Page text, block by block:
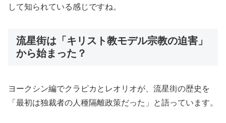
して知られている感じですね。
流星街は「キリスト教モデル宗教の迫害」
から始まった？
ヨークシン編でクラピカとレオリオが、流星街の歴史を
「最初は独裁者の人種隔離政策だった」と語っています。